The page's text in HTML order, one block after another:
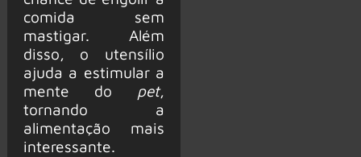
comida sem
mastigar. Além
disso, o utensílio
ajuda a estimular a
mente do pet,
tornando a
alimentação mais
interessante.